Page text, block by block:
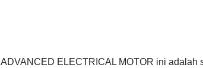
ELECTRICAL MOTOR ini adalah